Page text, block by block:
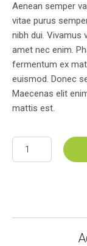
Aenean semper
vitae purus
nibh dui. Vivamus
amet nec enim.
fermentum ex
euismod. Donec
Maecenas elit
mattis est.